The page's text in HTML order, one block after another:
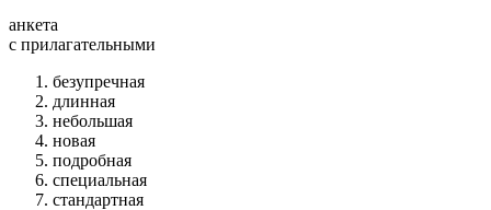
анкета
c прилагательными
безупречная
длинная
небольшая
новая
подробная
специальная
стандартная